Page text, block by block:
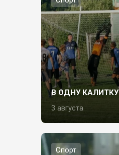
В ОДНУ КАЛИТКУ
3 августа
Спорт